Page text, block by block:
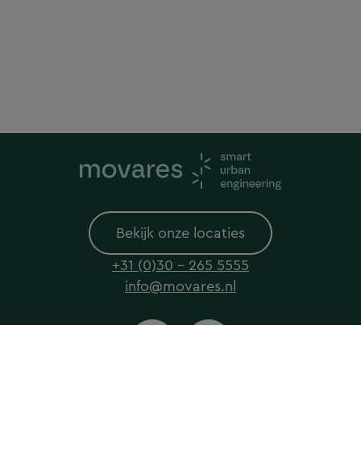
Bekijk onze locaties
+31 (0)30 - 265 5555
info@movares.nl